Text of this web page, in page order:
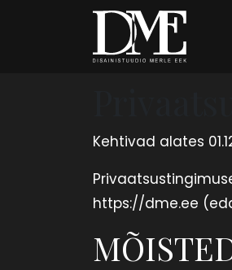
Kehtivad alates
https://dme.ee